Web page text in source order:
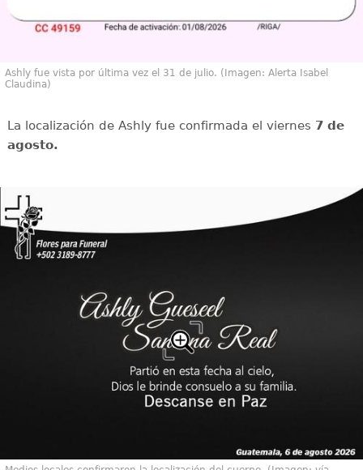
Ashly fue vista por última vez el 31 de julio. (Imagen: Alerta Isabel
Claudina)
La localización de Ashly fue confirmada el viernes 7 de
agosto.